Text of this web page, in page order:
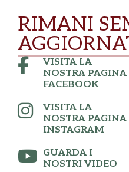
RIMANI
VISITA LA
NOSTRA PAGINA
FACEBOOK
VISITA LA
NOSTRA PAGINA
INSTAGRAM
GUARDA I
NOSTRI VIDEO